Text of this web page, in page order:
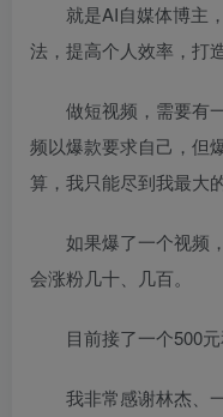
就是AI自媒体博主
法，提高个人效率，打
做短视频，需要有
频以爆款要求自己，但
算，我只能尽到我最大
如果爆了一个视频
会涨粉几十、几百。
目前接了一个500元
我非常感谢林杰、